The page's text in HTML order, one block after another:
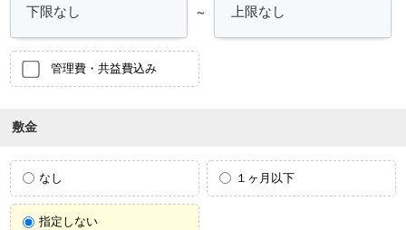
～
管理費・共益費込み
敷金
なし １ヶ月以下
指定しない